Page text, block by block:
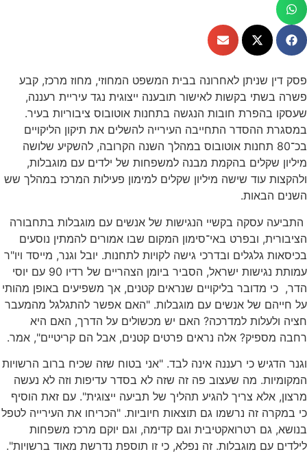
פסק דין שניתן לאחרונה בבית המשפט המחוזי, מחוז מרכז, קבע
פשרה בשתי בקשות לאישור תובענה ייצוגית נגד עיריית רעננה,
שעסקו בהפרת חובות הנגשה בתחנות אוטובוס ציבוריות בעיר.
במסגרת ההסדר התחייבה העירייה להשלים את תיקון הליקויים
בכ־80 תחנות אוטובוס במהלך השנה הקרובה, להשקיע שלושה
מיליון שקלים בהקמת מבנה למשפחות של ילדים עם מוגבלות,
ולהקצות עוד שישה מיליון שקלים למימון פעילות המרכז במהלך שש
השנים הבאות.
התביעה עסקה בקשיי הנגישות של אנשים עם מוגבלות בתחבורה
הציבורית, ובפרט באי־סימון המקום שבו אמורים להמתין נוסעים
בכיסאות גלגלים ובדרכי גישה לקויות לתחנות. יובל וגנר, מייסד ויו"ר
עמותת נגישות ישראל, הסביר ביומן הצהריים של רדיו 90 עם יוסי
הדר, כי מדובר בליקויים שנראים קטנים, אך משפיעים באופן מהותי
על חייהם של אנשים עם מוגבלות. "האם אפשר להתגלגל מהמעבר
חציה ולעלות למדרכה? האם יש מכשולים על הדרך, האם היא
רחבה מספיק? אלה נראים פרטים קטנים, אבל הם קריטיים", אמר.
וגנר הדגיש כי רעננה אינה לבד. "אני בטוח שזה שכיח ברוב הרשויות
המקומיות. מה שעצוב פה זה שזה לא בסדר עדיפות וזה לא נעשה
מרצון, אלא צריך להגיע תהליך של תביעה ייצוגית". עם זאת הוסיף
כי במקרה זה נרשמו גם תוצאות חיוביות. "הכריחו את העירייה לטפל
בנושא, גם רטרואקטיבית וגם קדימה, וגם יוקם מרכז משפחות
לילדים עם מוגבלות. זה נפלא, כי זו תוספת נדרשת מאוד ברשויות".